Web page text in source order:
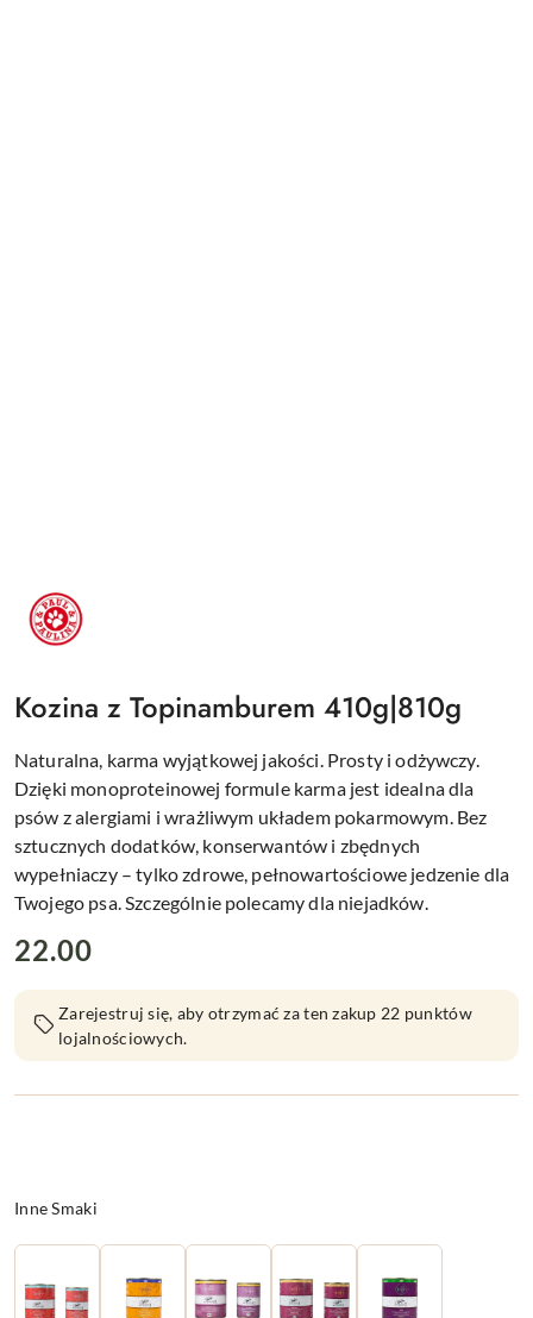
PAUL
AND
PAULINA,
CZERWONE
ŚRODKU
PSIA
Kozina z Topinamburem 410g|810g
Naturalna, karma wyjątkowej jakości. Prosty i odżywczy.
Dzięki monoproteinowej formule karma jest idealna dla
psów z alergiami i wrażliwym układem pokarmowym. Bez
sztucznych dodatków, konserwantów i zbędnych
wypełniaczy – tylko zdrowe, pełnowartościowe jedzenie dla
Twojego psa. Szczególnie polecamy dla niejadków.
cena:
22.00
Zarejestruj się, aby otrzymać za ten zakup 22 punktów
lojalnościowych.
Wariant
Inne Smaki